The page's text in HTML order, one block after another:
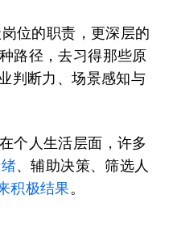
位的职责，更深层的
路径，去习得那些原
判断力、场景感知与
个人生活层面，许多
、辅助决策、筛选人
积极结果。